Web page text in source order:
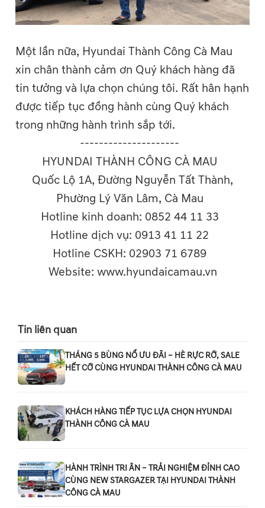
Một lần nữa, Hyundai Thành Công Cà Mau
xin chân thành cảm ơn Quý khách hàng đã
tin tưởng và lựa chọn chúng tôi. Rất hân hạnh
được tiếp tục đồng hành cùng Quý khách
trong những hành trình sắp tới.
---------------------
HYUNDAI THÀNH CÔNG CÀ MAU
Quốc Lộ 1A, Đường Nguyễn Tất Thành,
Phường Lý Văn Lâm, Cà Mau
Hotline kinh doanh: 0852 44 11 33
Hotline dịch vụ: 0913 41 11 22
Hotline CSKH: 02903 71 6789
Website: www.hyundaicamau.vn
Tin liên quan
THÁNG 5 BÙNG NỔ ƯU ĐÃI – HÈ RỰC RỠ, SALE
HẾT CỠ CÙNG HYUNDAI THÀNH CÔNG CÀ MAU
KHÁCH HÀNG TIẾP TỤC LỰA CHỌN HYUNDAI
THÀNH CÔNG CÀ MAU
HÀNH TRÌNH TRI ÂN – TRẢI NGHIỆM ĐỈNH CAO
CÙNG NEW STARGAZER TẠI HYUNDAI THÀNH
CÔNG CÀ MAU